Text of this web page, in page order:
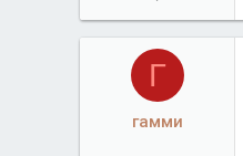
894
Г
гамми